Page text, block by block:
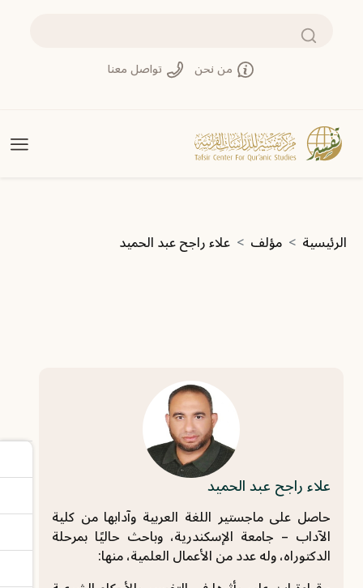
بحث
من نحن تواصل معنا
مسار التنقل
الرئيسية مؤلف علاء راجح عبد الحميد
علاء راجح عبد الحميد
حاصل على ماجستير اللغة العربية وآدابها من كلية
الآداب – جامعة الإسكندرية، وباحث ‏حاليًا بمرحلة
الدكتوراه، وله عدد من الأعمال العلمية، منها:‏